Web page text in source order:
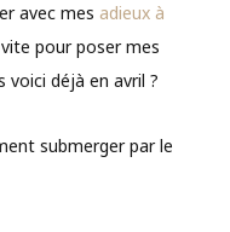
avec mes adieux à
pour poser mes
voici déjà en avril ?
submerger par le